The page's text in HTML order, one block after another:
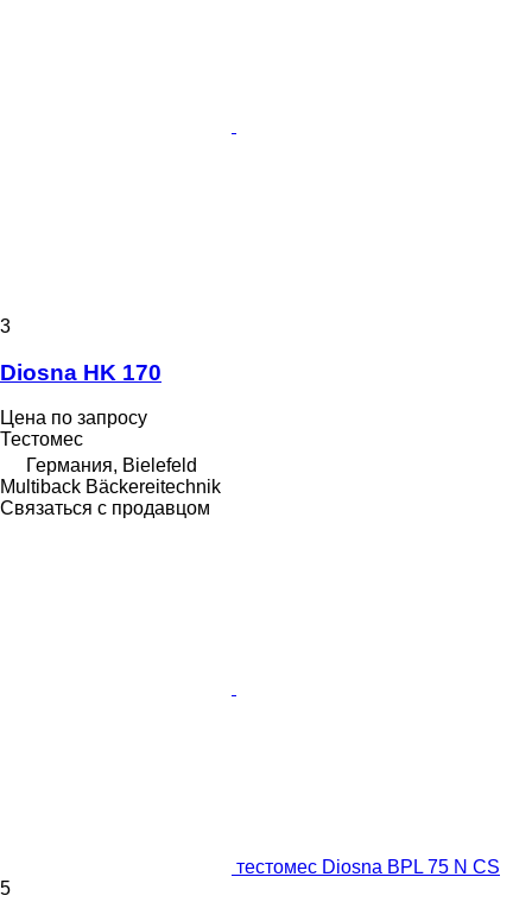
3
Diosna HK 170
Цена по запросу
Тестомес
Германия, Bielefeld
Multiback Bäckereitechnik
Связаться с продавцом
тестомес Diosna BPL 75 N CS
5